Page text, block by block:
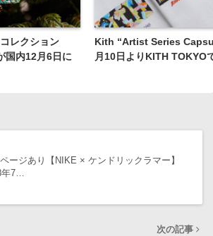
レクション
国内12月6日に
Kith “Artist Series
月10日よりKITH TOKYO
ージあり【NIKE × ケンドリックラマー】
年7…
次の記事